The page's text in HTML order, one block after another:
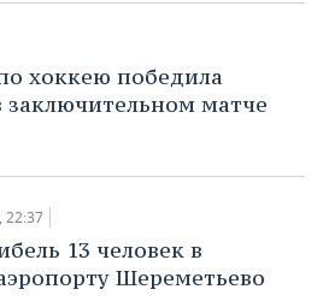
ПФО
хоккею победила
матче
22:37
13 человек в
Шереметьево